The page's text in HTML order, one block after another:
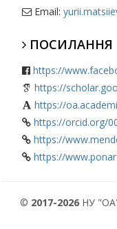
Email:
ПОСИЛАННЯ
https://
https://
https://
https://orcid.org/
https://
https://
© 2017-2026 НУ